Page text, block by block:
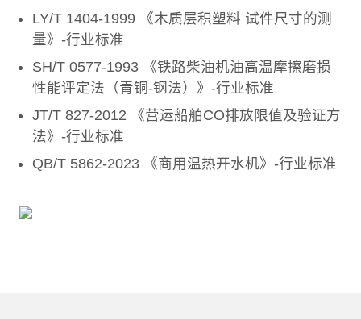
LY/T 1404-1999 《木质层积塑料 试件尺寸的测
量》-行业标准
SH/T 0577-1993 《铁路柴油机油高温摩擦磨损
性能评定法（青铜-钢法）》-行业标准
JT/T 827-2012 《营运船舶CO排放限值及验证方
法》-行业标准
QB/T 5862-2023 《商用温热开水机》-行业标准